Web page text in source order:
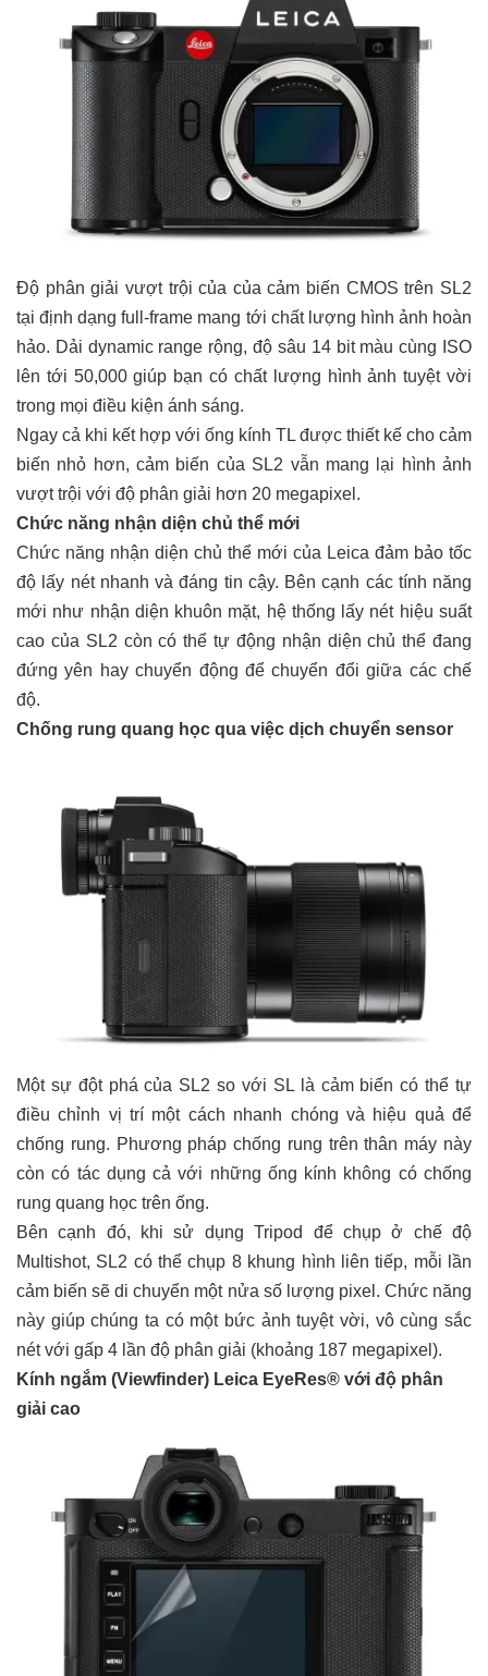
Độ phân giải vượt trội của của cảm biến CMOS trên SL2
tại định dạng full-frame mang tới chất lượng hình ảnh hoàn
hảo. Dải dynamic range rộng, độ sâu 14 bit màu cùng ISO
lên tới 50,000 giúp bạn có chất lượng hình ảnh tuyệt vời
trong mọi điều kiện ánh sáng.
Ngay cả khi kết hợp với ống kính TL được thiết kế cho cảm
biến nhỏ hơn, cảm biến của SL2 vẫn mang lại hình ảnh
vượt trội với độ phân giải hơn 20 megapixel.
Chức năng nhận diện chủ thể mới
Chức năng nhận diện chủ thể mới của Leica đảm bảo tốc
độ lấy nét nhanh và đáng tin cậy. Bên cạnh các tính năng
mới như nhận diện khuôn mặt, hệ thống lấy nét hiệu suất
cao của SL2 còn có thể tự động nhận diện chủ thể đang
đứng yên hay chuyển động để chuyển đổi giữa các chế
độ.
Chống rung quang học qua việc dịch chuyển sensor
Một sự đột phá của SL2 so với SL là cảm biến có thể tự
điều chỉnh vị trí một cách nhanh chóng và hiệu quả để
chống rung. Phương pháp chống rung trên thân máy này
còn có tác dụng cả với những ống kính không có chống
rung quang học trên ống.
Bên cạnh đó, khi sử dụng Tripod để chụp ở chế độ
Multishot, SL2 có thể chụp 8 khung hình liên tiếp, mỗi lần
cảm biến sẽ di chuyển một nửa số lượng pixel. Chức năng
này giúp chúng ta có một bức ảnh tuyệt vời, vô cùng sắc
nét với gấp 4 lần độ phân giải (khoảng 187 megapixel).
Kính ngắm (Viewfinder) Leica EyeRes® với độ phân
giải cao